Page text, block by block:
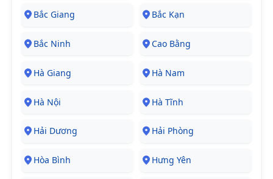
Bắc Giang Bắc Kạn
Bắc Ninh Cao Bằng
Hà Giang Hà Nam
Hà Nội Hà Tĩnh
Hải Dương Hải Phòng
Hòa Bình Hưng Yên